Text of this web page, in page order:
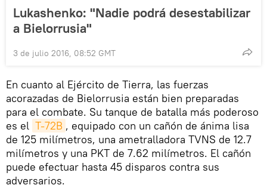
Lukashenko: "Nadie podrá desestabilizar
a Bielorrusia"
3 de julio 2016, 08:52 GMT
En cuanto al Ejército de Tierra, las fuerzas
acorazadas de Bielorrusia están bien preparadas
para el combate. Su tanque de batalla más poderoso
es el T-72B , equipado con un cañón de ánima lisa
de 125 milímetros, una ametralladora TVNS de 12.7
milímetros y una PKT de 7.62 milímetros. El cañón
puede efectuar hasta 45 disparos contra sus
adversarios.